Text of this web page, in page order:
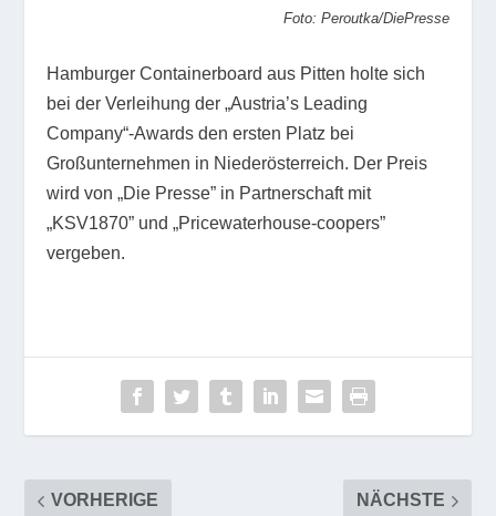
Foto: Peroutka/DiePresse
Hamburger Containerboard aus Pitten holte sich
bei der Verleihung der „Austria’s Leading
Company“-Awards den ersten Platz bei
Großunternehmen in Niederösterreich. Der Preis
wird von „Die Presse” in Partnerschaft mit
„KSV1870” und „Pricewaterhouse-coopers”
vergeben.
VORHERIGE NÄCHSTE